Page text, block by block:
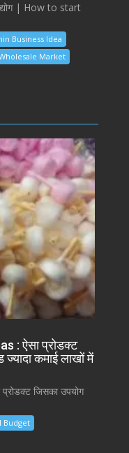
| How to start
Business Idea
Market
: ऐसा प्रोडक्ट
ज्यादा कमाई लाखों में
जिसका उपयोग
Budget